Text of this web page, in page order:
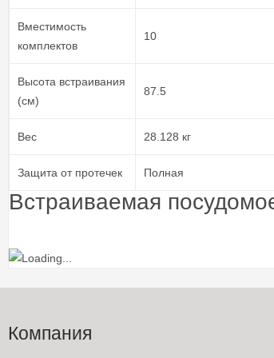
Вместимость
комплектов
10
Высота встраивания
(см)
87.5
Вес 28.128 кг
Защита от протечек Полная
Встраиваемая
Компания